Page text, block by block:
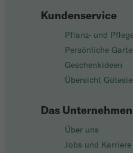
Kundenservice
Pflanz- und
Persönliche
Geschenkideen
Übersicht
Das Unternehmen
Über uns
Jobs und Karriere